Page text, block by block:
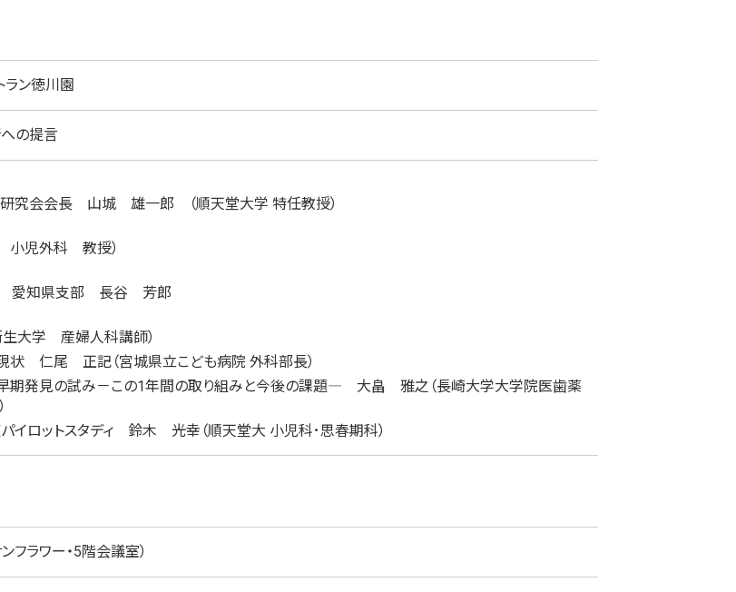
ン徳川園
の提言
究会会長 山城 雄一郎 （順天堂大学 特任教授）
児外科 教授）
愛知県支部 長谷 芳郎
大学 産婦人科講師）
状 仁尾 正記（宮城県立こども病院 外科部長）
期発見の試み－この1年間の取り組みと今後の課題― 大畠 雅之（長崎大学大学院医歯薬
イロットスタディ 鈴木 光幸（順天堂大 小児科･思春期科）
ラワー・5階会議室）